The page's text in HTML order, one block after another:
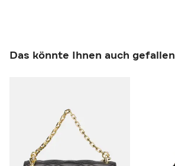
Das könnte Ihnen auch gefallen